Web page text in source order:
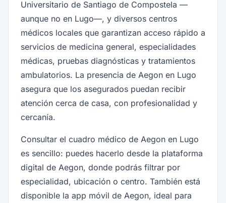
Universitario de Santiago de Compostela —
aunque no en Lugo—, y diversos centros
médicos locales que garantizan acceso rápido a
servicios de medicina general, especialidades
médicas, pruebas diagnósticas y tratamientos
ambulatorios. La presencia de Aegon en Lugo
asegura que los asegurados puedan recibir
atención cerca de casa, con profesionalidad y
cercanía.
Consultar el cuadro médico de Aegon en Lugo
es sencillo: puedes hacerlo desde la plataforma
digital de Aegon, donde podrás filtrar por
especialidad, ubicación o centro. También está
disponible la app móvil de Aegon, ideal para